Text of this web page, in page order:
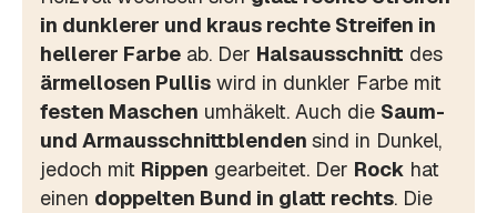
in dunklerer und kraus rechte Streifen in
hellerer Farbe ab. Der Halsausschnitt des
ärmellosen Pullis wird in dunkler Farbe mit
festen Maschen umhäkelt. Auch die Saum-
und Armausschnittblenden sind in Dunkel,
jedoch mit Rippen gearbeitet. Der Rock hat
einen doppelten Bund in glatt rechts. Die